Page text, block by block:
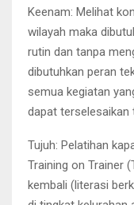
Keenam: Melihat
wilayah maka
rutin dan tanpa
dibutuhkan peran
semua kegiatan
dapat terselesaikan
Tujuh: Pelatihan
Training on Trainer
kembali (literasi